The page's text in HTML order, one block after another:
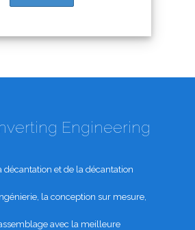
Engineering
décantation et de la décantation
la conception sur mesure,
avec la meilleure